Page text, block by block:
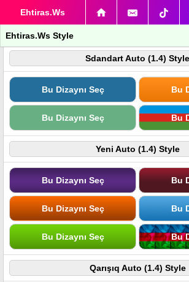
Ehtiras.Ws
Ehtiras.Ws Style
Sdandart Auto (1.4) Style
Bu Dizaynı Seç Bu
Bu Dizaynı Seç Bu
Yeni Auto (1.4) Style
Bu Dizaynı Seç Bu
Bu Dizaynı Seç Bu
Bu Dizaynı Seç Bu
Qarışıq Auto (1.4) Style